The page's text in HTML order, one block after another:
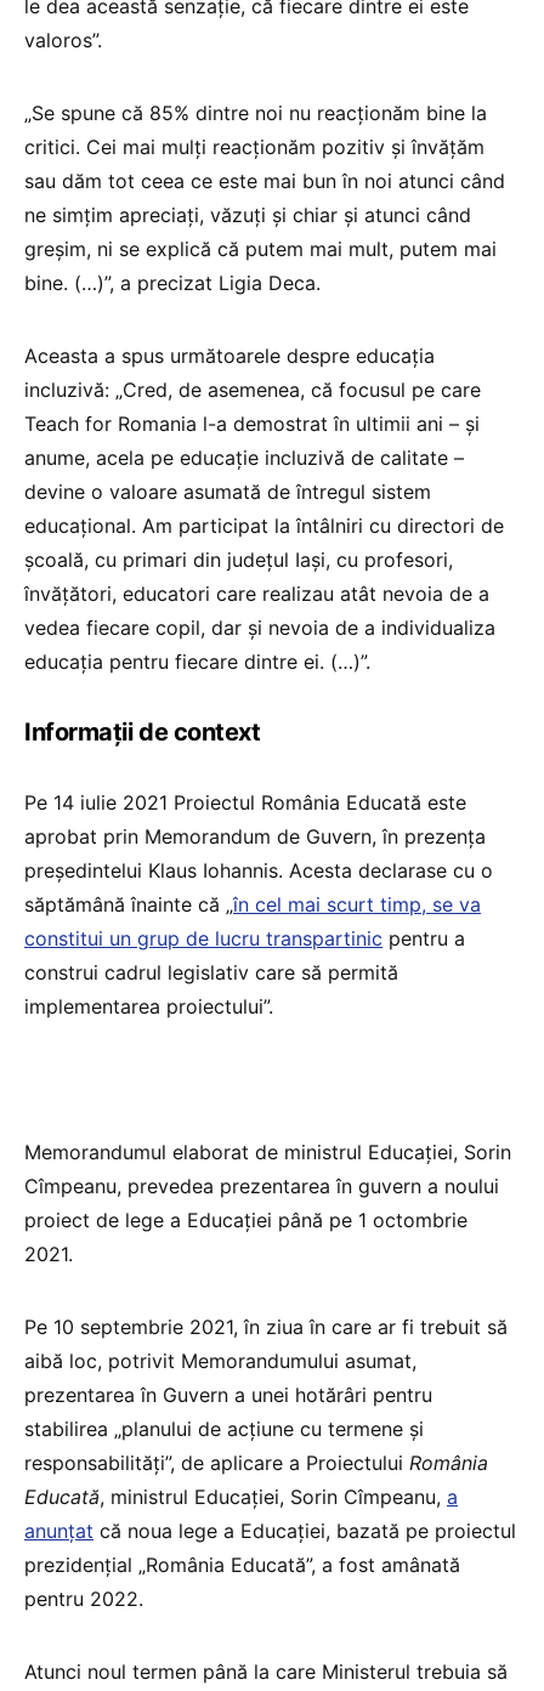
le dea această senzație, că fiecare dintre ei este
valoros”.
„Se spune că 85% dintre noi nu reacționăm bine la
critici. Cei mai mulți reacționăm pozitiv și învățăm
sau dăm tot ceea ce este mai bun în noi atunci când
ne simțim apreciați, văzuți și chiar și atunci când
greșim, ni se explică că putem mai mult, putem mai
bine. (…)”, a precizat Ligia Deca.
Aceasta a spus următoarele despre educația
incluzivă: „Cred, de asemenea, că focusul pe care
Teach for Romania l-a demostrat în ultimii ani – și
anume, acela pe educație incluzivă de calitate –
devine o valoare asumată de întregul sistem
educațional. Am participat la întâlniri cu directori de
școală, cu primari din județul Iași, cu profesori,
învățători, educatori care realizau atât nevoia de a
vedea fiecare copil, dar și nevoia de a individualiza
educația pentru fiecare dintre ei. (…)”.
Informații de context
Pe 14 iulie 2021 Proiectul România Educată este
aprobat prin Memorandum de Guvern, în prezența
președintelui Klaus Iohannis. Acesta declarase cu o
săptămână înainte că „în cel mai scurt timp, se va
constitui un grup de lucru transpartinic pentru a
construi cadrul legislativ care să permită
implementarea proiectului”.
Memorandumul elaborat de ministrul Educației, Sorin
Cîmpeanu, prevedea prezentarea în guvern a noului
proiect de lege a Educației până pe 1 octombrie
2021.
Pe 10 septembrie 2021, în ziua în care ar fi trebuit să
aibă loc, potrivit Memorandumului asumat,
prezentarea în Guvern a unei hotărâri pentru
stabilirea „planului de acțiune cu termene și
responsabilități”, de aplicare a Proiectului România
Educată, ministrul Educației, Sorin Cîmpeanu, a
anunțat că noua lege a Educației, bazată pe proiectul
prezidențial „România Educată”, a fost amânată
pentru 2022.
Atunci noul termen până la care Ministerul trebuia să